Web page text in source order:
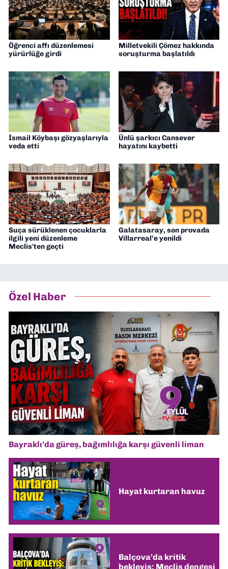
Öğrenci affı düzenlemesi
yürürlüğe girdi
Milletvekili Çömez hakkında
soruşturma başlatıldı
İsmail Köybaşı gözyaşlarıyla
veda etti
Ünlü şarkıcı Cansever
hayatını kaybetti
Suça sürüklenen çocuklarla
ilgili yeni düzenleme
Meclis'ten geçti
Galatasaray, son provada
Villarreal’e yenildi
Özel Haber
Bayraklı’da güreş, bağımlılığa karşı güvenli liman
Hayat kurtaran havuz
Balçova’da kritik
bekleyiş: Meclis dengesi